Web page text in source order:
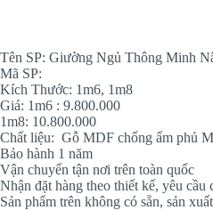
Tên SP: Giường Ngủ Thông Minh
Mã SP:
Kích Thước: 1m6, 1m8
Giá: 1m6 : 9.800.000
1m8: 10.800.000
Chất liệu: Gỗ MDF chống ẩm phủ
Bảo hành 1 năm
Vận chuyển tận nơi trên toàn quốc
Nhận đặt hàng theo thiết kế, yêu cầu
Sản phẩm trên không có sẵn, sản